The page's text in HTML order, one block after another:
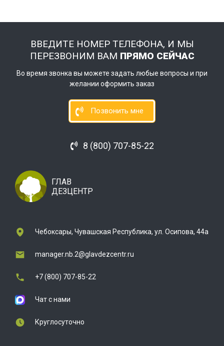
ВВЕДИТЕ НОМЕР ТЕЛЕФОНА, И МЫ
ПЕРЕЗВОНИМ ВАМ ПРЯМО СЕЙЧАС
Во время звонка вы можете задать любые вопросы и при
желании оформить заказ
Позвонить мне
8 (800) 707-85-22
ГЛАВ
ДЕЗЦЕНТР
Чебоксары, Чувашская Республика, ул. Осипова, 44а
manager.nb.2@glavdezcentr.ru
+7 (800) 707-85-22
Чат с нами
Круглосуточно